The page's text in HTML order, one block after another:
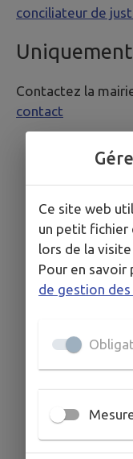
conciliateur de
Contactez la
contact
Ce site web
un petit fichier
lors de la visite
Pour en savoir
de gestion